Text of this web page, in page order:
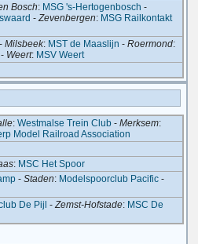
Bosch: MSG 's-Hertogenbosch -
-Zevenbergen: MSG Railkontakt
-Milsbeek: MST de Maaslijn -Roermond:
- Weert: MSV Weert
:Westmalse Trein Club -Merksem:
Model Railroad Association
: MSC Het Spoor
-Staden: Modelspoorclub Pacific -
De Pijl -Zemst-Hofstade: MSC De